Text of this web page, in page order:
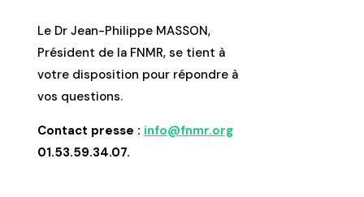
Le Dr Jean-Philippe MASSON,
Président de la FNMR, se tient à
votre disposition pour répondre à
vos questions.
Contact presse : info@fnmr.org
01.53.59.34.07.